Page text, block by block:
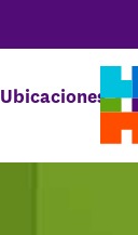
Ubicaciones